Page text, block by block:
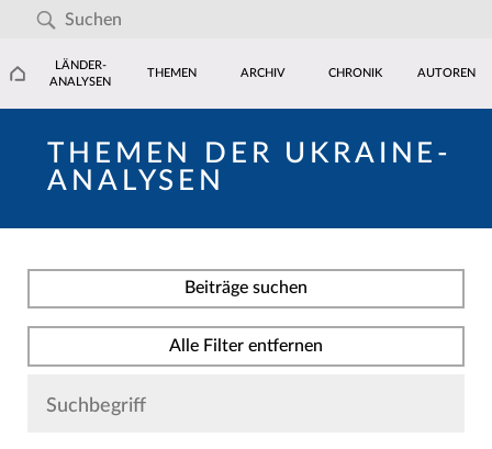
LÄNDER-
ANALYSEN
THEMEN ARCHIV CHRONIK AUTOREN
THEMEN DER UKRAINE-
ANALYSEN
Beiträge suchen
Alle Filter entfernen